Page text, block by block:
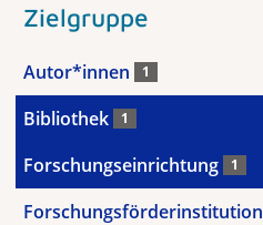
Zielgruppe
Autor*innen 1
Bibliothek 1
Forschungseinrichtung 1
Forschungsförderinstitution